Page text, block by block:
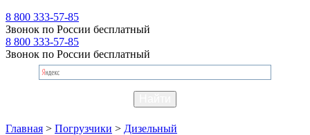
8 800 333-57-85
Звонок по России бесплатный
8 800 333-57-85
Звонок по России бесплатный
Главная > Погрузчики > Дизельный